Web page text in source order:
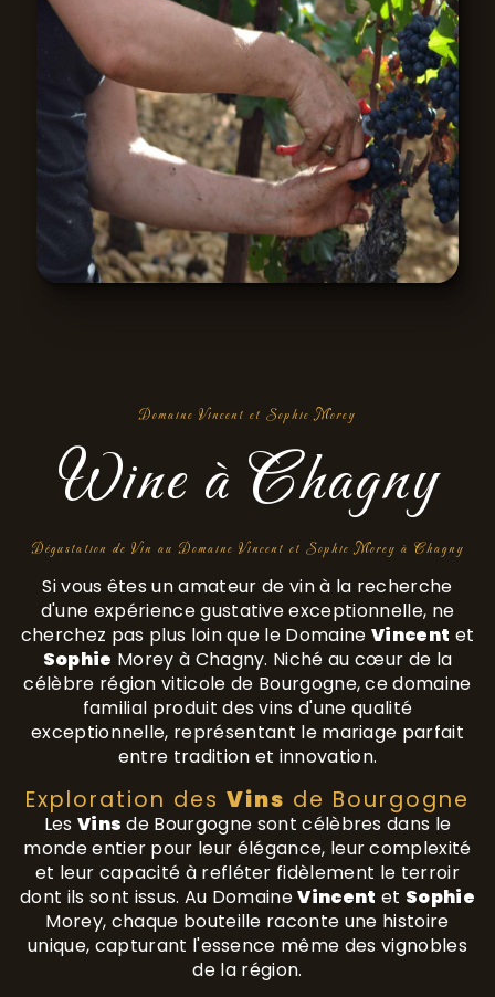
Domaine Vincent et Sophie Morey
Wine à Chagny
Dégustation de Vin au Domaine Vincent et Sophie Morey à Chagny
Si vous êtes un amateur de vin à la recherche
d'une expérience gustative exceptionnelle, ne
cherchez pas plus loin que le Domaine Vincent et
Sophie Morey à Chagny. Niché au cœur de la
célèbre région viticole de Bourgogne, ce domaine
familial produit des vins d'une qualité
exceptionnelle, représentant le mariage parfait
entre tradition et innovation.
Exploration des Vins de Bourgogne
Les Vins de Bourgogne sont célèbres dans le
monde entier pour leur élégance, leur complexité
et leur capacité à refléter fidèlement le terroir
dont ils sont issus. Au DomaineVincent et Sophie
Morey, chaque bouteille raconte une histoire
unique, capturant l'essence même des vignobles
de la région.